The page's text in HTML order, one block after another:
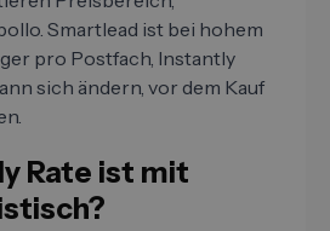
Smartlead ist bei hohem
pro Postfach, Instantly
sich ändern, vor dem Kauf
Rate ist mit